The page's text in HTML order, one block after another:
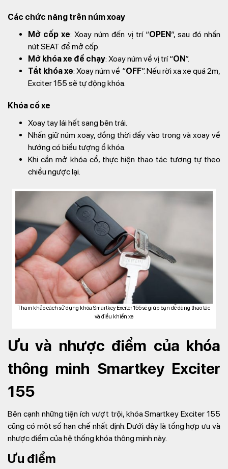
Các chức năng trên núm xoay
Mở cốp xe: Xoay núm đến vị trí “OPEN”, sau đó nhấn
nút SEAT để mở cốp.
Mở khóa xe để chạy: Xoay núm về vị trí “ON”.
Tắt khóa xe: Xoay núm về “OFF”. Nếu rời xa xe quá 2m,
Exciter 155 sẽ tự động khóa.
Khóa cổ xe
Xoay tay lái hết sang bên trái.
Nhấn giữ núm xoay, đồng thời đẩy vào trong và xoay về
hướng có biểu tượng ổ khóa.
Khi cần mở khóa cổ, thực hiện thao tác tương tự theo
chiều ngược lại.
Tham khảo cách sử dụng khóa Smartkey Exciter 155 sẽ giúp bạn dễ dàng thao tác
và điều khiển xe
Ưu và nhược điểm của khóa
thông minh Smartkey Exciter
155
Bên cạnh những tiện ích vượt trội, khóa Smartkey Exciter 155
cũng có một số hạn chế nhất định. Dưới đây là tổng hợp ưu và
nhược điểm của hệ thống khóa thông minh này.
Ưu điểm